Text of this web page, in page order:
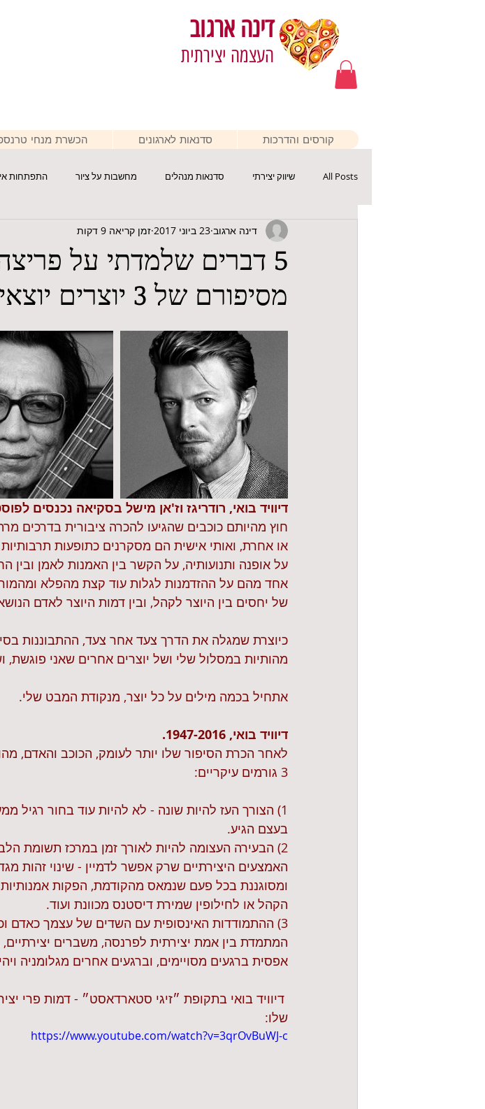
דינה ארגוב
העצמה יצירתית
קורסים והדרכות סדנאות לארגונים הכשרת מנחי
All Posts שיווק יצירתי סדנאות מנהלים מחשבות על ציור התפתחות
5 דברים שלמדתי על
מסיפורם של 3 יוצרים יוצאי דופן
דינה ארגוב 23 ביוני 2017 זמן קריאה 9 דקות
דיוויד בואי, רודריגז וז'אן מישל בסקיאה נכנסים
חוץ מהיותם כוכבים שהגיעו להכרה ציבורית בדרכים
או אחרת, ואותי אישית הם מסקרנים כתופעות
על אופנה ותנועותיה, על הקשר בין האמנות לאמן ובין
אחד מהם על ההזדמנות לגלות עוד קצת מהפלא
של יחסים בין היוצר לקהל, ובין דמות היוצר לאדם
כיוצרת שמגלה את הדרך צעד אחר צעד, ההתבוננות
מהותיות במסלול שלי ושל יוצרים אחרים שאני
אתחיל בכמה מילים על כל יוצר, מנקודת המבט שלי.
דיוויד בואי, 1947-2016.
לאחר הכרת הסיפור שלו יותר לעומק, הכוכב והאדם,
3 גורמים עיקריים:
1) הצורך העז להיות שונה - לא להיות עוד בחור
בעצם הגיע.
2) הבעירה העצומה להיות לאורך זמן במרכז
האמצעים היצירתיים שרק אפשר לדמיין - שינוי זהות
ומסוגננת בכל פעם שנמאס מהקודמת, הפקות
הקהל או לחילופין שמירת דיסטנס מכוונת ועוד.
3) ההתמודדות האינסופית עם השדים של עצמך כאדם
המתמדת בין אמת יצירתית לפרנסה, משברים
אפסית ברגעים מסויימים, וברגעים אחרים מגלומניה
דיוויד בואי בתקופת ״זיגי סטארדאסט״ - דמות פרי
שלו:
https://www.youtube.com/watch?v=3qrOvBuWJ-c